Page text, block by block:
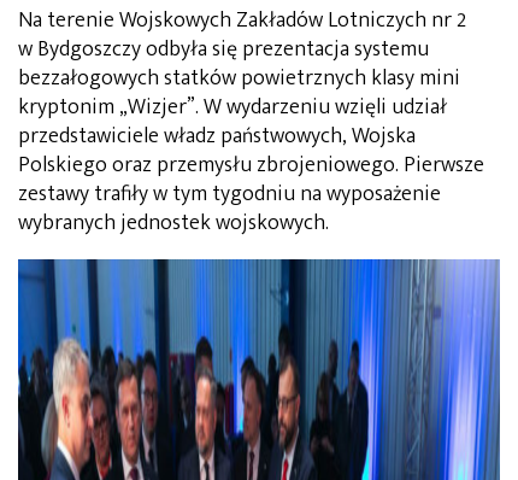
Na terenie Wojskowych Zakładów Lotniczych nr 2
w Bydgoszczy odbyła się prezentacja systemu
bezzałogowych statków powietrznych klasy mini
kryptonim „Wizjer”. W wydarzeniu wzięli udział
przedstawiciele władz państwowych, Wojska
Polskiego oraz przemysłu zbrojeniowego. Pierwsze
zestawy trafiły w tym tygodniu na wyposażenie
wybranych jednostek wojskowych.